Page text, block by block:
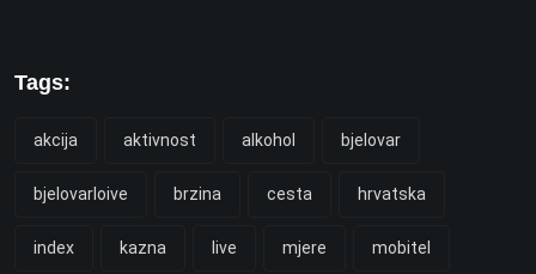
Tags:
akcija aktivnost alkohol bjelovar
bjelovarloive brzina cesta hrvatska
index kazna live mjere mobitel